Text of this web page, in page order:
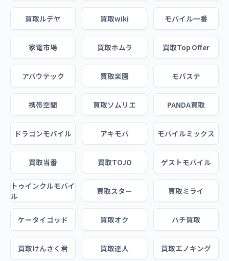
買取ルデヤ 買取wiki モバイル一番
家電市場 買取ホムラ 買取Top Offer
アバウテック 買取楽園 モバステ
携帯空間 買取ソムリエ PANDA買取
ドラゴンモバイル アキモバ モバイルミックス
買取当番 買取TOJO ゲストモバイル
トゥインクルモバイ
ル
買取スター 買取ミライ
ケータイゴッド 買取オク ハチ買取
買取けんさく君 買取達人 買取エノキング